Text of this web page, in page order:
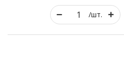
/шт.